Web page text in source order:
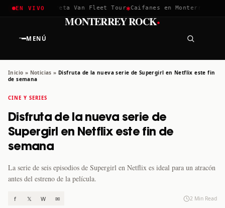
EN VIVO
2026✱Greta Van Fleet Tour✱Caifanes en Monterrey · 12
MENÚ
MONTERREY ROCK·
Inicio » Noticias » Disfruta de la nueva serie de Supergirl en Netflix este fin
de semana
CINE Y SERIES
Disfruta de la nueva serie de
Supergirl en Netflix este fin de
semana
La serie de seis episodios de Supergirl en Netflix es ideal para un atracón
antes del estreno de la película.
f 𝕏 W ✉ 2 Min Read